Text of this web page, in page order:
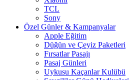
TCL
Sony
Özel Günler & Kampanyalar
Apple Eğitim
Düğün ve Çeyiz Paketleri
Fırsatlar Pasajı
Pasaj Günleri
Uykusu Kaçanlar Kulübü